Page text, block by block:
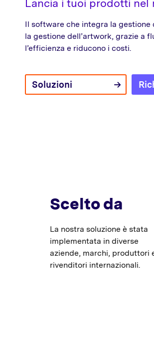
Lancia i tuoi prodotti nel
Il software che integra la
la gestione dell’artwork, grazie a
l’efficienza e riducono i costi.
Soluzioni
Scelto da
La nostra soluzione è stata
implementata in diverse
aziende, marchi, produttori
rivenditori internazionali.